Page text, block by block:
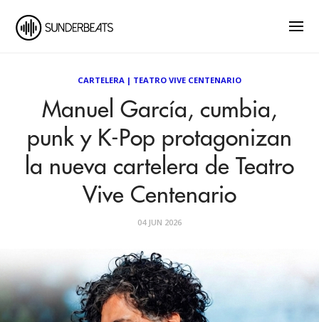
CARTELERA | TEATRO VIVE CENTENARIO
Manuel García, cumbia,
punk y K-Pop protagonizan
la nueva cartelera de Teatro
Vive Centenario
04 JUN 2026